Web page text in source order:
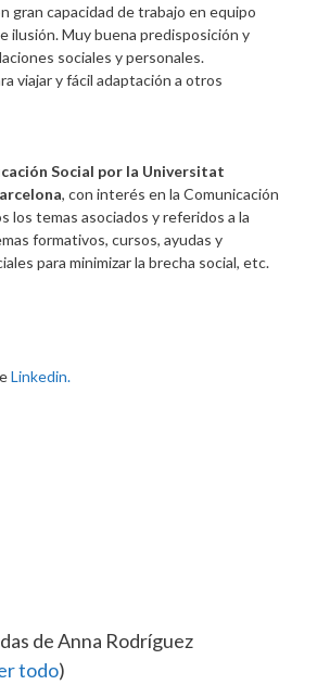
gran capacidad de trabajo en equipo
ilusión. Muy buena predisposición y
sociales y personales.
viajar y fácil adaptación a otros
Social por la Universitat
, con interés en la Comunicación
los temas asociados y referidos a la
formativos, cursos, ayudas y
para minimizar la brecha social, etc.
Linkedin.
de Anna Rodríguez
todo)